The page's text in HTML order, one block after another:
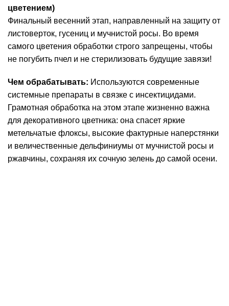
цветением)
Финальный весенний этап, направленный на защиту от
листоверток, гусениц и мучнистой росы. Во время
самого цветения обработки строго запрещены, чтобы
не погубить пчел и не стерилизовать будущие завязи!
Чем обрабатывать: Используются современные
системные препараты в связке с инсектицидами.
Грамотная обработка на этом этапе жизненно важна
для декоративного цветника: она спасет яркие
метельчатые флоксы, высокие фактурные наперстянки
и величественные дельфиниумы от мучнистой росы и
ржавчины, сохраняя их сочную зелень до самой осени.